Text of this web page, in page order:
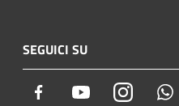
SEGUICI SU
Facebook YoutubeInstagram